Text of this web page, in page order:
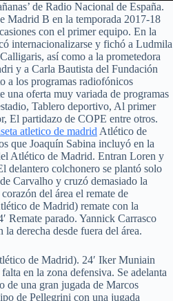
de Radio Nacional de España.
Madrid B en la temporada 2017-18
con el primer equipo. En la
internacionalizarse y fichó a Ludmila
así como a la prometedora
y a Carla Bautista del Fundación
a los programas radiofónicos
una oferta muy variada de programas
Tablero deportivo, Al primer
El partidazo de COPE entre otros.
atletico de madrid Atlético de
que Joaquín Sabina incluyó en la
Atlético de Madrid. Entran Loren y
delantero colchonero se plantó solo
Carvalho y cruzó demasiado la
del área el remate de
de Madrid) remate con la
Remate parado. Yannick Carrasco
derecha desde fuera del área.
de Madrid). 24′ Iker Muniain
en la zona defensiva. Se adelanta
de una gran jugada de Marcos
de Pellegrini con una jugada